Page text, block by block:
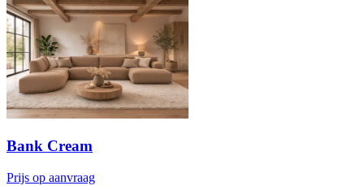
Bank Cream
Prijs op aanvraag